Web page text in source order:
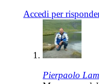
Accedi per
Pierpaolo